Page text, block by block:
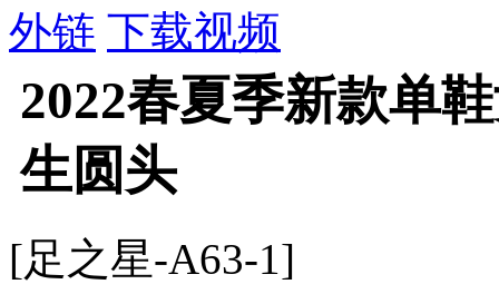
外链 下载视频
2022春夏季新款单
生圆头
[足之星-A63-1]